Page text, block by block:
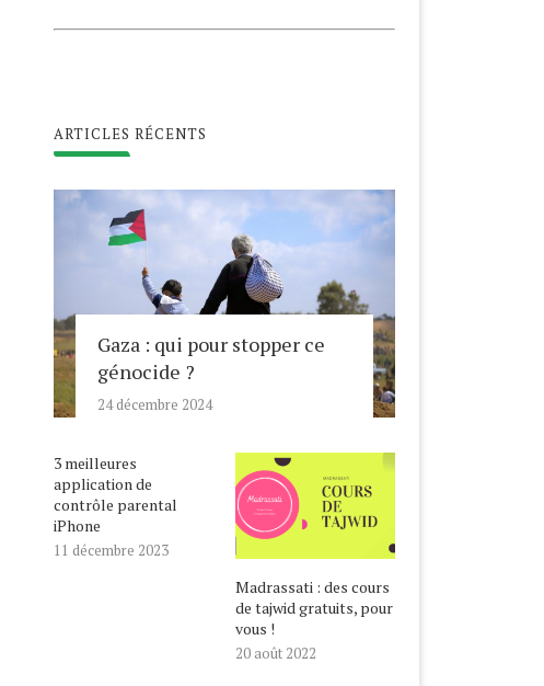
ARTICLES RÉCENTS
Gaza : qui pour stopper ce
génocide ?
24 décembre 2024
3 meilleures
application de
contrôle parental
iPhone
11 décembre 2023
Madrassati : des cours
de tajwid gratuits, pour
vous !
20 août 2022